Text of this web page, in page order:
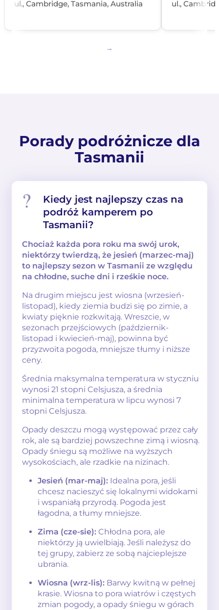
ul., Cambridge, Tasmania, Australia ul.,
Porady podróżnicze dla
Tasmanii
Kiedy jest najlepszy czas na
podróż kamperem po
Tasmanii?
Chociaż każda pora roku ma swój urok,
niektórzy twierdzą, że jesień (marzec-maj)
to najlepszy sezon w Tasmanii ze względu
na chłodne, suche dni i rześkie noce.
Na drugim miejscu jest wiosna (wrzesień-
listopad), kiedy ziemia budzi się po zimie, a
kwiaty pięknie rozkwitają. Wreszcie, w
sezonach przejściowych (październik-
listopad i kwiecień-maj), powinna być
przyzwoita pogoda, mniejsze tłumy i niższe
ceny.
Średnia maksymalna temperatura w styczniu
wynosi 21 stopni Celsjusza, a średnia
minimalna temperatura w lipcu wynosi 7
stopni Celsjusza.
Opady deszczu mogą występować przez cały
rok, ale są bardziej powszechne zimą i wiosną.
Opady śniegu są możliwe na wyższych
wysokościach, ale rzadkie na nizinach.
Jesień (mar-maj): Idealna pora, jeśli
chcesz nacieszyć się lokalnymi widokami
i wspaniałą przyrodą. Pogoda jest
łagodna, a tłumy mniejsze.
Zima (cze-sie): Chłodna pora, ale
niektórzy ją uwielbiają. Jeśli należysz do
tej grupy, zabierz ze sobą najcieplejsze
ubrania.
Wiosna (wrz-lis): Barwy kwitną w pełnej
krasie. Wiosna to pora wiatrów i częstych
zmian pogody, a opady śniegu w górach